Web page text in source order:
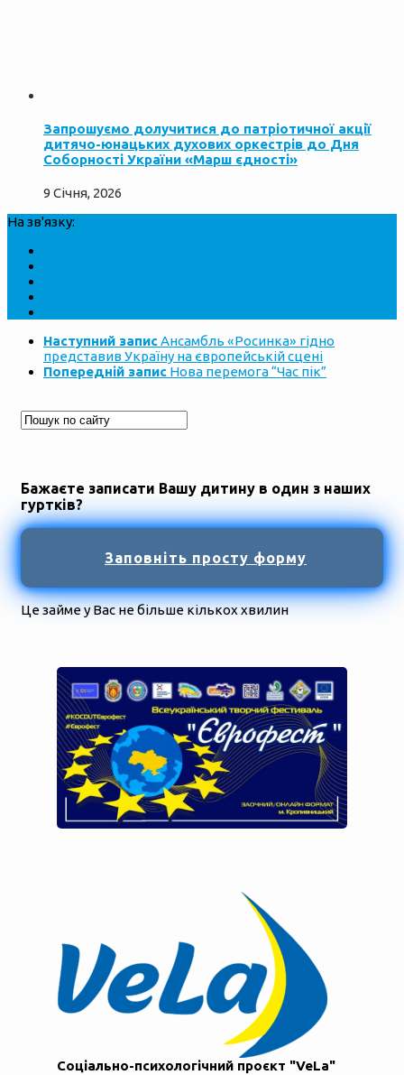
Запрошуємо долучитися до патріотичної акції
дитячо-юнацьких духових оркестрів до Дня
Соборності України «Марш єдності»
9 Січня, 2026
На зв'язку:
Наступний записАнсамбль «Росинка» гідно
представив Україну на європейській сцені
Попередній запис Нова перемога “Час пік”
Бажаєте записати Вашу дитину в один з наших
гуртків?
Заповніть просту форму
Це займе у Вас не більше кількох хвилин
Соціально-психологічний проєкт "VeLa"